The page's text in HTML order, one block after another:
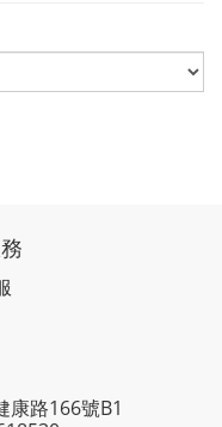
康路166號B1